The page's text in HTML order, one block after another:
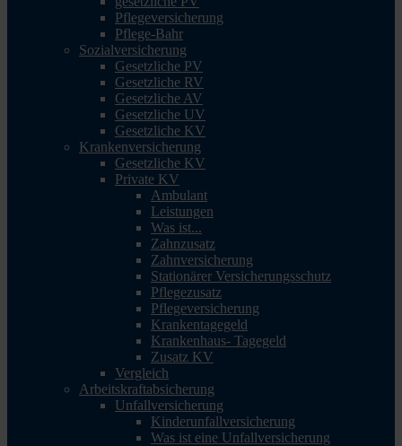
Pflegeversicherung
Pflege-Bahr
Sozialversicherung
Gesetzliche PV
Gesetzliche RV
Gesetzliche AV
Gesetzliche UV
Gesetzliche KV
Krankenversicherung
Gesetzliche KV
Private KV
Ambulant
Leistungen
Was ist...
Zahnzusatz
Zahnversicherung
Stationärer Versicherungsschutz
Pflegezusatz
Pflegeversicherung
Krankentagegeld
Krankenhaus- Tagegeld
Zusatz KV
Vergleich
Arbeitskraftabsicherung
Unfallversicherung
Kinderunfallversicherung
Was ist eine Unfallversicherung